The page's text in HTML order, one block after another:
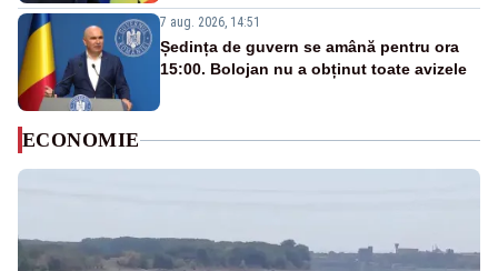
7 aug. 2026, 14:51
Ședința de guvern se amână pentru ora
15:00. Bolojan nu a obținut toate avizele
ECONOMIE